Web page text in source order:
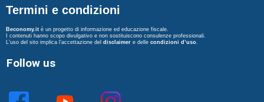
Termini e condizioni
Beconomy.it è un progetto di informazione ed educazione fiscale.
I contenuti hanno scopo divulgativo e non sostituiscono consulenze professionali.
L’uso del sito implica l’accettazione del disclaimer e delle condizioni d’uso
Follow us